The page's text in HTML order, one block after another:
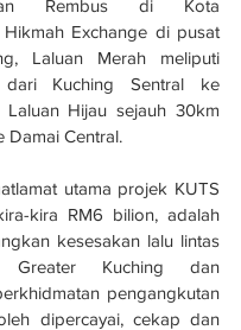
Rembus di Kota
Exchange di pusat
Laluan Merah meliputi
dari Kuching Sentral ke
Hijau sejauh 30km
Damai Central.
utama projek KUTS
kira RM6 bilion, adalah
kesesakan lalu lintas
Kuching dan
pengangkutan
dipercayai, cekap dan